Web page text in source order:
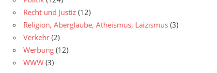
Recht und Justiz (12)
Religion, Aberglaube, Atheismus, Laizismus (3)
Verkehr (2)
Werbung (12)
WWW (3)